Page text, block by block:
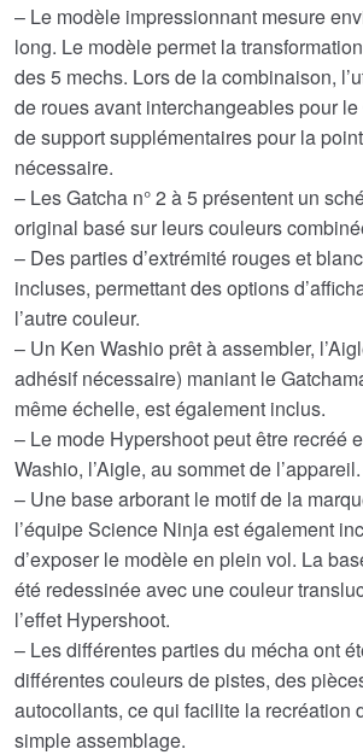
– Le modèle impressionnant mesure
long. Le modèle permet la
des 5 mechs. Lors de la combinaison,
de roues avant interchangeables pour
de support supplémentaires pour la
nécessaire.
– Les Gatcha n° 2 à 5 présentent un
original basé sur leurs couleurs
– Des parties d’extrémité rouges et
incluses, permettant des options
l’autre couleur.
– Un Ken Washio prêt à assembler,
adhésif nécessaire) maniant le
même échelle, est également inclus.
– Le mode Hypershoot peut être recréé
Washio, l’Aigle, au sommet de l’appareil.
– Une base arborant le motif de la
l’équipe Science Ninja est également
d’exposer le modèle en plein vol. La
été redessinée avec une couleur
l’effet Hypershoot.
– Les différentes parties du mécha ont
différentes couleurs de pistes, des
autocollants, ce qui facilite la recréation
simple assemblage.